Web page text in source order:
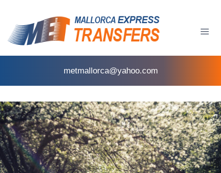
metmallorca@yahoo.com